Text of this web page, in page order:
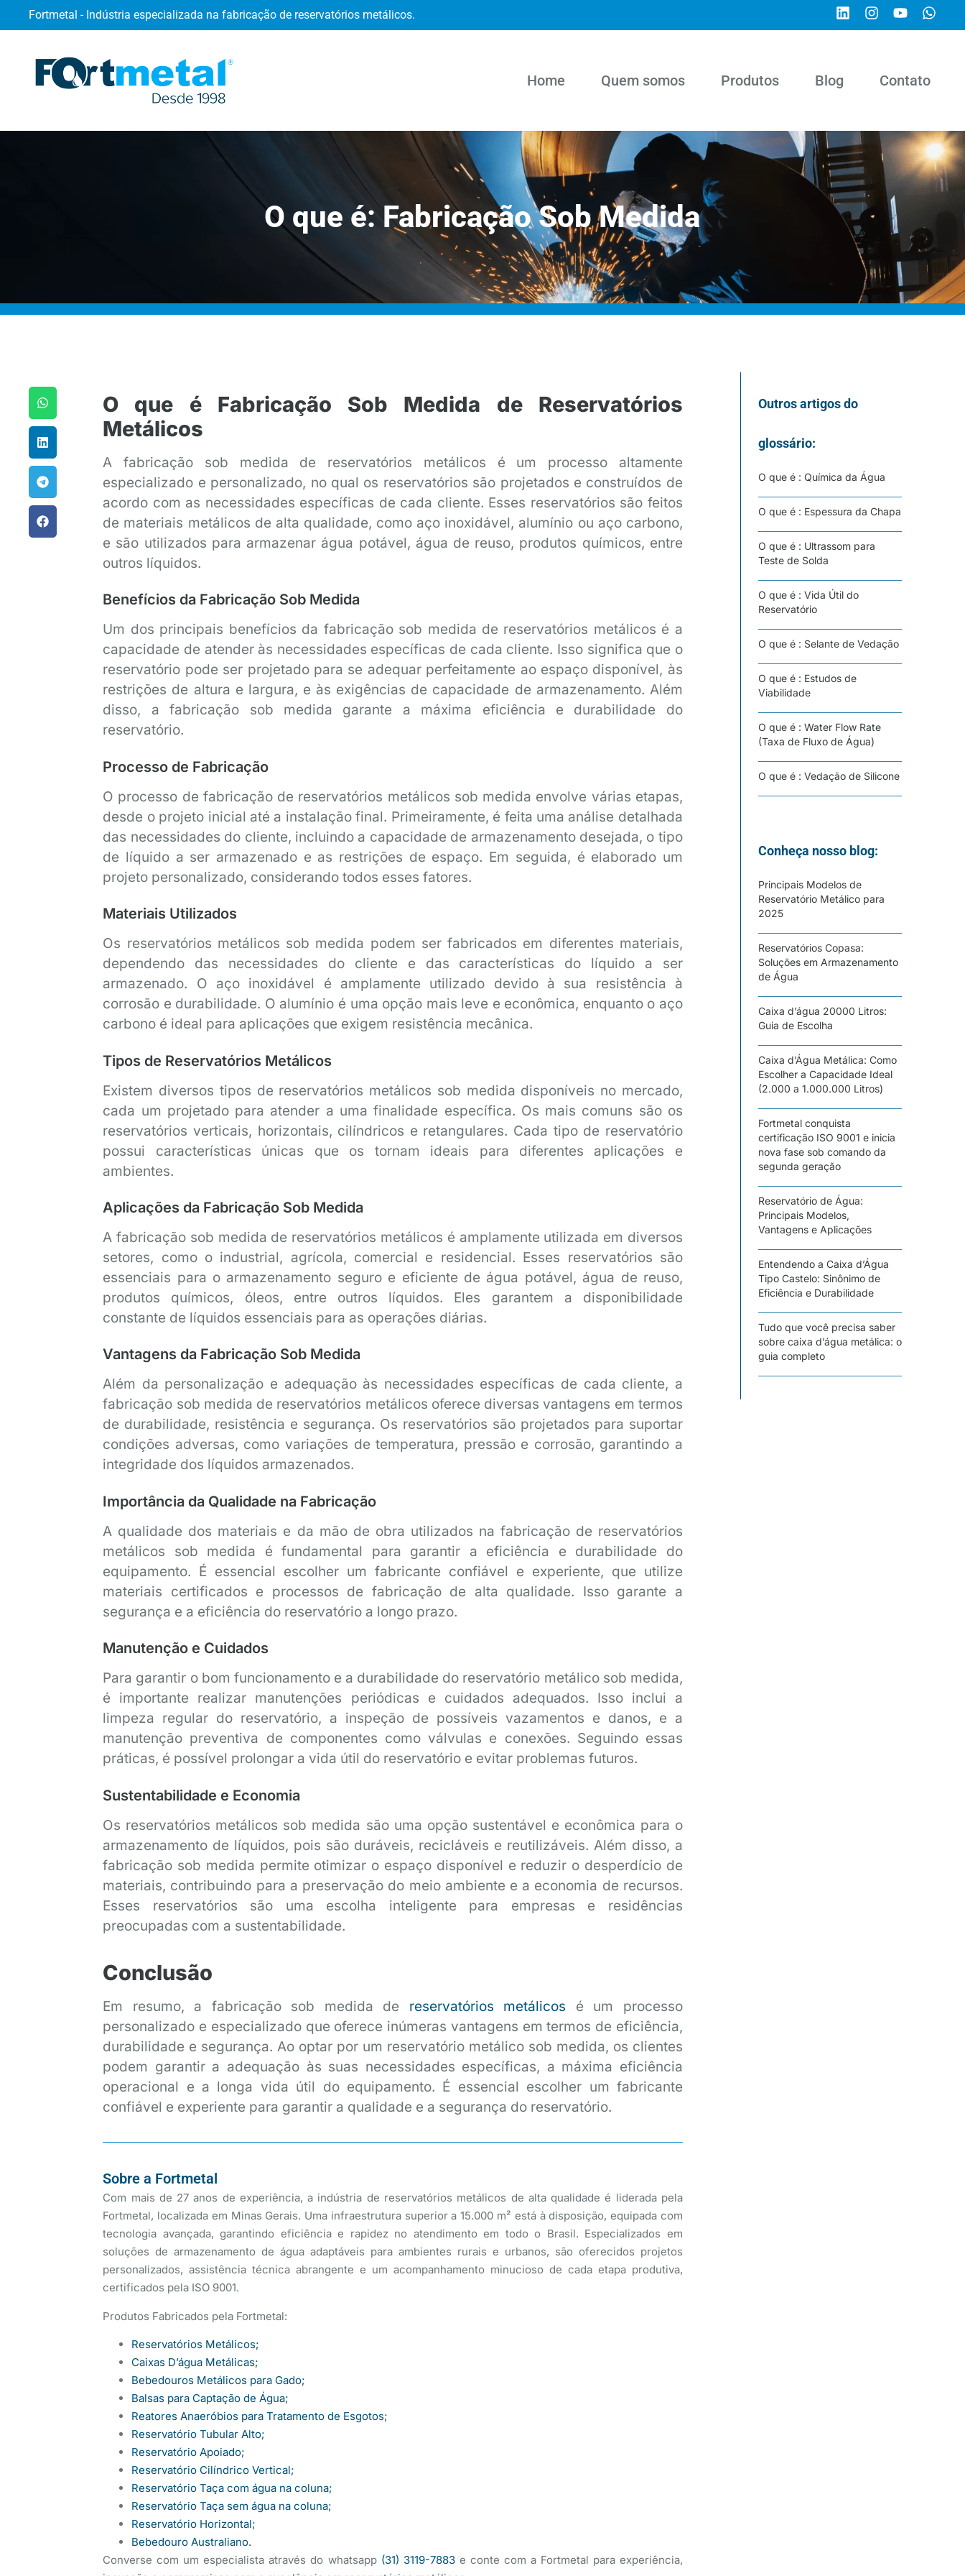
Fortmetal - Indústria especializada na fabricação de reservatórios metálicos.
Home Quem somos Produtos Blog Contato
O que é: Fabricação Sob Medida
O que é Fabricação Sob Medida de Reservatórios
Metálicos
A fabricação sob medida de reservatórios metálicos é um processo altamente
especializado e personalizado, no qual os reservatórios são projetados e construídos de
acordo com as necessidades específicas de cada cliente. Esses reservatórios são feitos
de materiais metálicos de alta qualidade, como aço inoxidável, alumínio ou aço carbono,
e são utilizados para armazenar água potável, água de reuso, produtos químicos, entre
outros líquidos.
Benefícios da Fabricação Sob Medida
Um dos principais benefícios da fabricação sob medida de reservatórios metálicos é a
capacidade de atender às necessidades específicas de cada cliente. Isso significa que o
reservatório pode ser projetado para se adequar perfeitamente ao espaço disponível, às
restrições de altura e largura, e às exigências de capacidade de armazenamento. Além
disso, a fabricação sob medida garante a máxima eficiência e durabilidade do
reservatório.
Processo de Fabricação
O processo de fabricação de reservatórios metálicos sob medida envolve várias etapas,
desde o projeto inicial até a instalação final. Primeiramente, é feita uma análise detalhada
das necessidades do cliente, incluindo a capacidade de armazenamento desejada, o tipo
de líquido a ser armazenado e as restrições de espaço. Em seguida, é elaborado um
projeto personalizado, considerando todos esses fatores.
Materiais Utilizados
Os reservatórios metálicos sob medida podem ser fabricados em diferentes materiais,
dependendo das necessidades do cliente e das características do líquido a ser
armazenado. O aço inoxidável é amplamente utilizado devido à sua resistência à
corrosão e durabilidade. O alumínio é uma opção mais leve e econômica, enquanto o aço
carbono é ideal para aplicações que exigem resistência mecânica.
Tipos de Reservatórios Metálicos
Existem diversos tipos de reservatórios metálicos sob medida disponíveis no mercado,
cada um projetado para atender a uma finalidade específica. Os mais comuns são os
reservatórios verticais, horizontais, cilíndricos e retangulares. Cada tipo de reservatório
possui características únicas que os tornam ideais para diferentes aplicações e
ambientes.
Aplicações da Fabricação Sob Medida
A fabricação sob medida de reservatórios metálicos é amplamente utilizada em diversos
setores, como o industrial, agrícola, comercial e residencial. Esses reservatórios são
essenciais para o armazenamento seguro e eficiente de água potável, água de reuso,
produtos químicos, óleos, entre outros líquidos. Eles garantem a disponibilidade
constante de líquidos essenciais para as operações diárias.
Vantagens da Fabricação Sob Medida
Além da personalização e adequação às necessidades específicas de cada cliente, a
fabricação sob medida de reservatórios metálicos oferece diversas vantagens em termos
de durabilidade, resistência e segurança. Os reservatórios são projetados para suportar
condições adversas, como variações de temperatura, pressão e corrosão, garantindo a
integridade dos líquidos armazenados.
Importância da Qualidade na Fabricação
A qualidade dos materiais e da mão de obra utilizados na fabricação de reservatórios
metálicos sob medida é fundamental para garantir a eficiência e durabilidade do
equipamento. É essencial escolher um fabricante confiável e experiente, que utilize
materiais certificados e processos de fabricação de alta qualidade. Isso garante a
segurança e a eficiência do reservatório a longo prazo.
Manutenção e Cuidados
Para garantir o bom funcionamento e a durabilidade do reservatório metálico sob medida,
é importante realizar manutenções periódicas e cuidados adequados. Isso inclui a
limpeza regular do reservatório, a inspeção de possíveis vazamentos e danos, e a
manutenção preventiva de componentes como válvulas e conexões. Seguindo essas
práticas, é possível prolongar a vida útil do reservatório e evitar problemas futuros.
Sustentabilidade e Economia
Os reservatórios metálicos sob medida são uma opção sustentável e econômica para o
armazenamento de líquidos, pois são duráveis, recicláveis e reutilizáveis. Além disso, a
fabricação sob medida permite otimizar o espaço disponível e reduzir o desperdício de
materiais, contribuindo para a preservação do meio ambiente e a economia de recursos.
Esses reservatórios são uma escolha inteligente para empresas e residências
preocupadas com a sustentabilidade.
Conclusão
Em resumo, a fabricação sob medida de reservatórios metálicos é um processo
personalizado e especializado que oferece inúmeras vantagens em termos de eficiência,
durabilidade e segurança. Ao optar por um reservatório metálico sob medida, os clientes
podem garantir a adequação às suas necessidades específicas, a máxima eficiência
operacional e a longa vida útil do equipamento. É essencial escolher um fabricante
confiável e experiente para garantir a qualidade e a segurança do reservatório.
Sobre a Fortmetal
Com mais de 27 anos de experiência, a indústria de reservatórios metálicos de alta qualidade é liderada pela
Fortmetal, localizada em Minas Gerais. Uma infraestrutura superior a 15.000 m² está à disposição, equipada com
tecnologia avançada, garantindo eficiência e rapidez no atendimento em todo o Brasil. Especializados em
soluções de armazenamento de água adaptáveis para ambientes rurais e urbanos, são oferecidos projetos
personalizados, assistência técnica abrangente e um acompanhamento minucioso de cada etapa produtiva,
certificados pela ISO 9001.
Produtos Fabricados pela Fortmetal:
Reservatórios Metálicos;
Caixas D’água Metálicas;
Bebedouros Metálicos para Gado;
Balsas para Captação de Água;
Reatores Anaeróbios para Tratamento de Esgotos;
Reservatório Tubular Alto;
Reservatório Apoiado;
Reservatório Cilíndrico Vertical;
Reservatório Taça com água na coluna;
Reservatório Taça sem água na coluna;
Reservatório Horizontal;
Bebedouro Australiano.
Converse com um especialista através do whatsapp (31) 3119-7883e conte com a Fortmetal para experiência,
Outros artigos do
glossário:
O que é : Química da Água
O que é : Espessura da Chapa
O que é : Ultrassom para
Teste de Solda
O que é : Vida Útil do
Reservatório
O que é : Selante de Vedação
O que é : Estudos de
Viabilidade
O que é : Water Flow Rate
(Taxa de Fluxo de Água)
O que é : Vedação de Silicone
Conheça nosso blog:
Principais Modelos de
Reservatório Metálico para
2025
Reservatórios Copasa:
Soluções em Armazenamento
de Água
Caixa d’água 20000 Litros:
Guia de Escolha
Caixa d’Água Metálica: Como
Escolher a Capacidade Ideal
(2.000 a 1.000.000 Litros)
Fortmetal conquista
certificação ISO 9001 e inicia
nova fase sob comando da
segunda geração
Reservatório de Água:
Principais Modelos,
Vantagens e Aplicações
Entendendo a Caixa d’Água
Tipo Castelo: Sinônimo de
Eficiência e Durabilidade
Tudo que você precisa saber
sobre caixa d’água metálica: o
guia completo